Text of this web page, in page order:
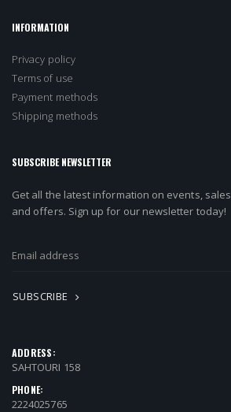
INFORMATION
Privacy policy
Terms of use
Payment methods
Shipping methods
SUBSCRIBE NEWSLETTER
Get all the latest information on events, sales
and offers. Sign up for our newsletter today!
SUBSCRIBE
ADDRESS:
SAHTOURI 158
PHONE:
2224025765